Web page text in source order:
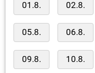
01.8. 02.8.
05.8. 06.8.
09.8. 10.8.